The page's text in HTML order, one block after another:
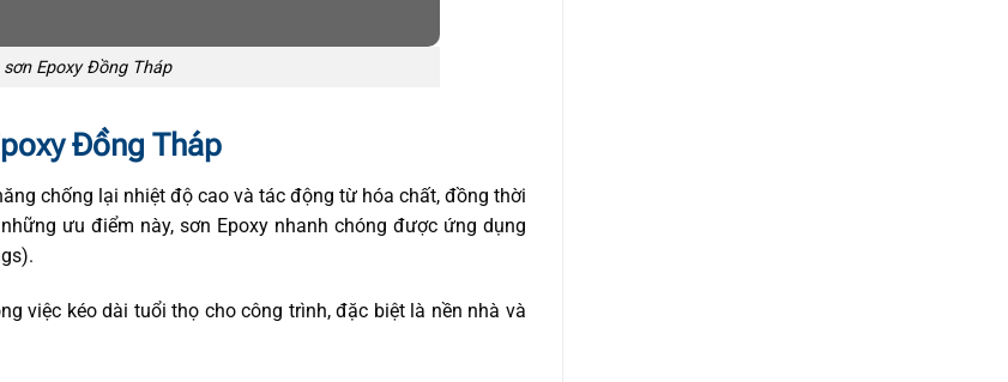
Epoxy Đồng Tháp
Đồng Tháp
chống lại nhiệt độ cao và tác động từ hóa chất, đồng thời
ưu điểm này, sơn Epoxy nhanh chóng được ứng dụng
việc kéo dài tuổi thọ cho công trình, đặc biệt là nền nhà và